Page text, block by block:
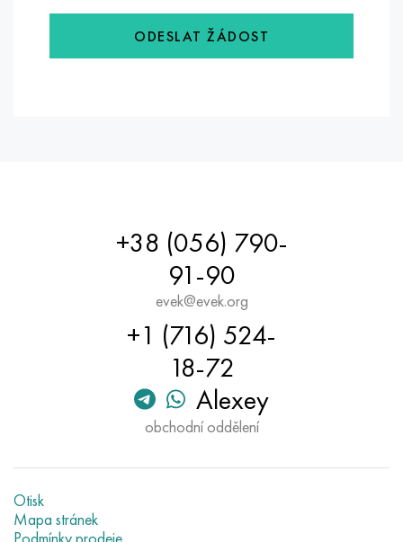
ODESLAT ŽÁDOST
+38 (056) 790-
91-90
evek@evek.org
+1 (716) 524-
18-72
Alexey
obchodní oddělení
Otisk
Mapa stránek